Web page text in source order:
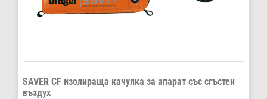
SAVER CF изолираща качулка за апарат със сгъстен
въздух